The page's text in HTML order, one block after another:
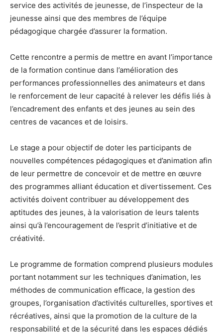
service des activités de jeunesse, de l’inspecteur de la
jeunesse ainsi que des membres de l’équipe
pédagogique chargée d’assurer la formation.
Cette rencontre a permis de mettre en avant l’importance
de la formation continue dans l’amélioration des
performances professionnelles des animateurs et dans
le renforcement de leur capacité à relever les défis liés à
l’encadrement des enfants et des jeunes au sein des
centres de vacances et de loisirs.
Le stage a pour objectif de doter les participants de
nouvelles compétences pédagogiques et d’animation afin
de leur permettre de concevoir et de mettre en œuvre
des programmes alliant éducation et divertissement. Ces
activités doivent contribuer au développement des
aptitudes des jeunes, à la valorisation de leurs talents
ainsi qu’à l’encouragement de l’esprit d’initiative et de
créativité.
Le programme de formation comprend plusieurs modules
portant notamment sur les techniques d’animation, les
méthodes de communication efficace, la gestion des
groupes, l’organisation d’activités culturelles, sportives et
récréatives, ainsi que la promotion de la culture de la
responsabilité et de la sécurité dans les espaces dédiés